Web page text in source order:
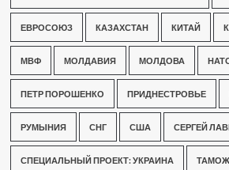
ЕВРОСОЮЗ КАЗАХСТАН КИТАЙ
МВФ МОЛДАВИЯ МОЛДОВА
ПЕТР ПОРОШЕНКО ПРИДНЕСТРОВЬЕ
РУМЫНИЯ СНГ США СЕРГЕЙ
СПЕЦИАЛЬНЫЙ ПРОЕКТ: УКРАИНА